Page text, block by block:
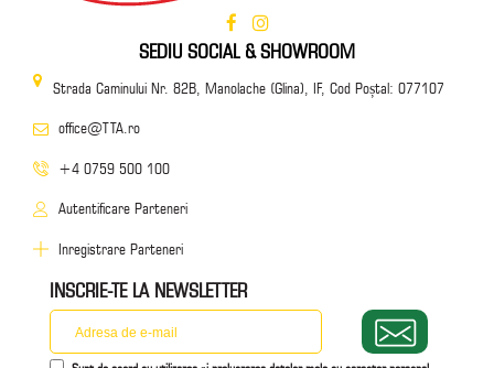
SEDIU SOCIAL & SHOWROOM
Strada Caminului Nr. 82B, Manolache (Glina), IF, Cod Poștal: 077107
office@TTA.ro
+4 0759 500 100
Autentificare Parteneri
Inregistrare Parteneri
INSCRIE-TE LA NEWSLETTER